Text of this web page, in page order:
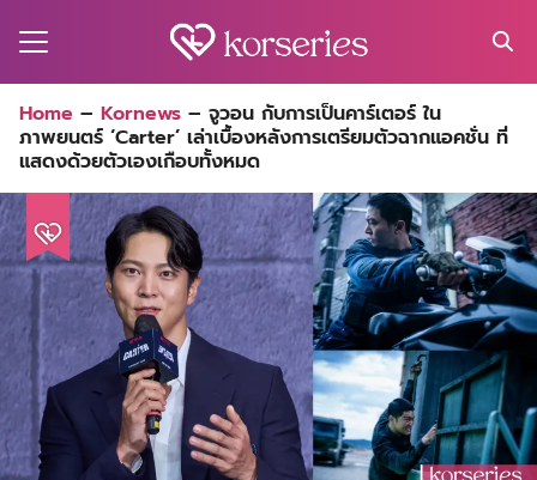
for:
Home – Kornews – จูวอน กับการเป็นคาร์เตอร์ ใน
ภาพยนตร์ ‘Carter’ เล่าเบื้องหลังการเตรียมตัวฉากแอคชั่น ที่
แสดงด้วยตัวเองเกือบทั้งหมด